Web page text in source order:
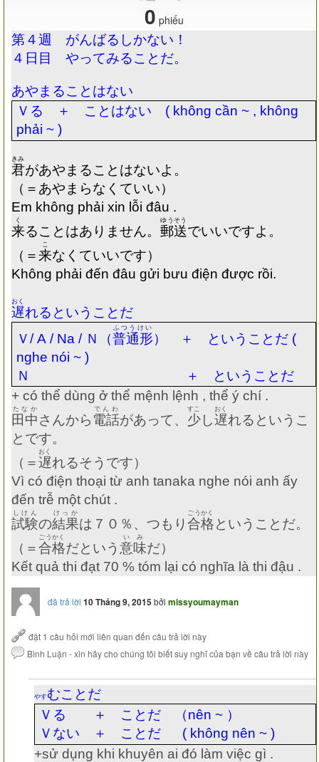
0 phiếu
第４週 がんばるしかない！
４日目 やってみることだ。
あやまることはない
Ｖる ＋ ことはない ( không cần ~ , không
phải ~ )
君
きみ
があやまることはないよ。
（＝あやまらなくていい）
Em không phải xin lỗi đâu .
来
く
ることはありません。 郵送
ゆうそう
でいいですよ。
（＝来
こ
なくていいです）
Không phải đến đâu gửi bưu điện được rồi.
遅
おく
れるということだ
Ｖ/ A / Na / Ｎ（普通形
ふつうけい
） ＋ ということだ(
nghe nói ~ )
Ｎ ＋ ということだ
+ có thể dùng ở thể mệnh lệnh , thể ý chí .
田中
たなか
さんから 電話
でんわ
があって、 少
すこ
し遅
おく
れるというこ
とです。
（＝遅
おく
れるそうです）
Vì có điện thoại từ anh tanaka nghe nói anh ấy
đến trễ một chút .
試験
しけん
の結果
けっか
は７０％、つもり合格
ごうかく
ということだ。
（＝合格
ごうかく
だという 意味
いみ
だ）
Kết quả thi đạt 70 % tóm lại có nghĩa là thi đậu .
đã trả lời 10 Tháng 9, 2015bởi missyoumayman
やすむことだ
Ｖる ＋ ことだ （nên ~ ）
Ｖない ＋ ことだ( không nên ~ )
+sử dụng khi khuyên ai đó làm việc gì .